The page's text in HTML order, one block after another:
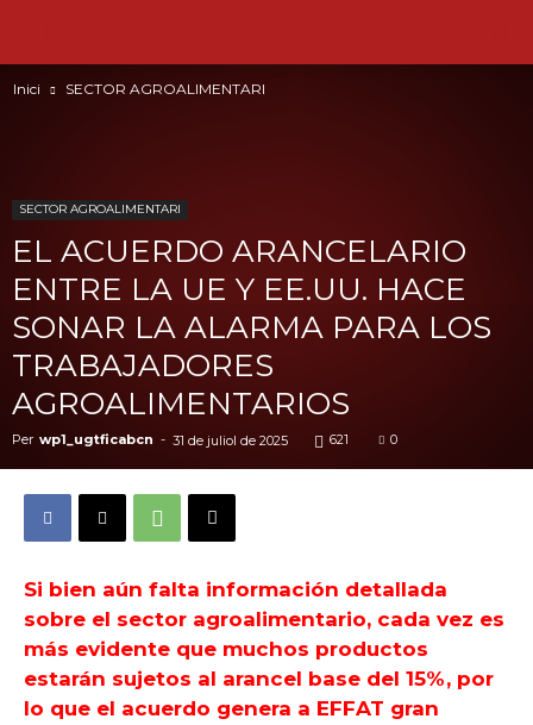
Inici SECTOR AGROALIMENTARI
SECTOR AGROALIMENTARI
EL ACUERDO ARANCELARIO
ENTRE LA UE Y EE.UU. HACE
SONAR LA ALARMA PARA LOS
TRABAJADORES
AGROALIMENTARIOS
Per wp1_ugtficabcn - 31 de juliol de 2025 621 0
Si bien aún falta información detallada
sobre el sector agroalimentario, cada vez es
más evidente que muchos productos
estarán sujetos al arancel base del 15%, por
lo que el acuerdo genera a EFFAT gran